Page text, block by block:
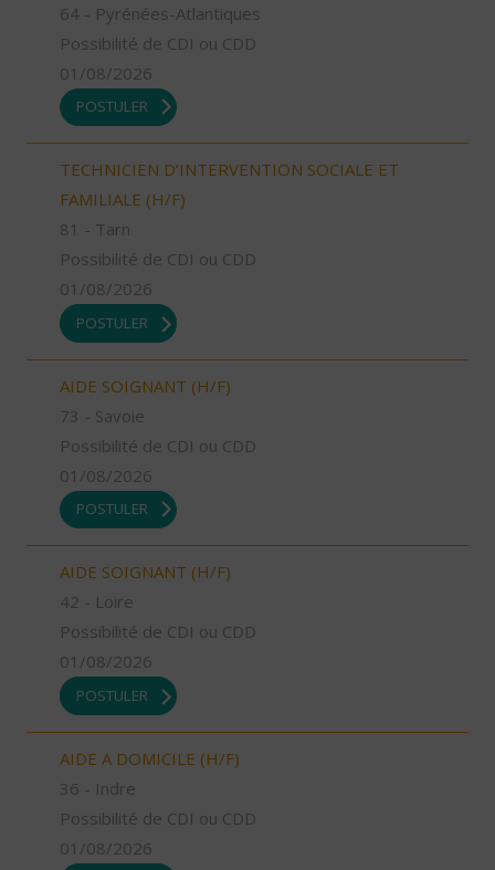
64 - Pyrénées-Atlantiques
Possibilité de CDI ou CDD
01/08/2026
POSTULER
TECHNICIEN D’INTERVENTION SOCIALE ET
FAMILIALE (H/F)
81 - Tarn
Possibilité de CDI ou CDD
01/08/2026
POSTULER
AIDE SOIGNANT (H/F)
73 - Savoie
Possibilité de CDI ou CDD
01/08/2026
POSTULER
AIDE SOIGNANT (H/F)
42 - Loire
Possibilité de CDI ou CDD
01/08/2026
POSTULER
AIDE A DOMICILE (H/F)
36 - Indre
Possibilité de CDI ou CDD
01/08/2026